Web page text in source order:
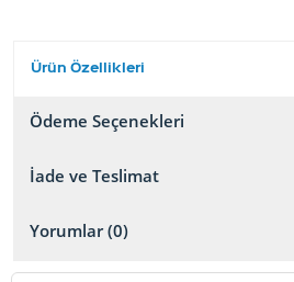
Ürün Özellikleri
Ödeme Seçenekleri
İade ve Teslimat
Yorumlar (0)